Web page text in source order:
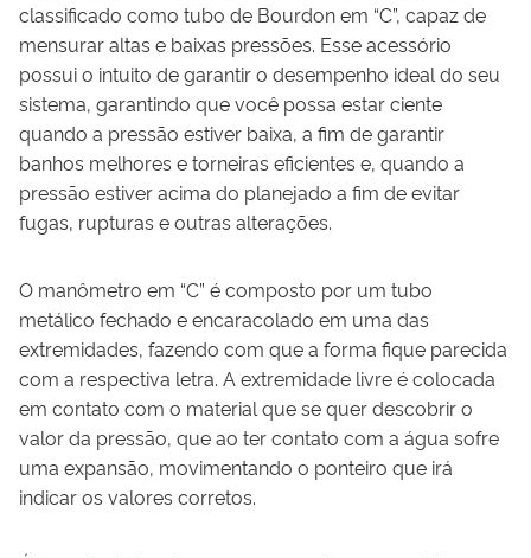
classificado como tubo de Bourdon em “C”, capaz de
mensurar altas e baixas pressões. Esse acessório
possui o intuito de garantir o desempenho ideal do seu
sistema, garantindo que você possa estar ciente
quando a pressão estiver baixa, a fim de garantir
banhos melhores e torneiras eficientes e, quando a
pressão estiver acima do planejado a fim de evitar
fugas, rupturas e outras alterações.
O manômetro em “C” é composto por um tubo
metálico fechado e encaracolado em uma das
extremidades, fazendo com que a forma fique parecida
com a respectiva letra. A extremidade livre é colocada
em contato com o material que se quer descobrir o
valor da pressão, que ao ter contato com a água sofre
uma expansão, movimentando o ponteiro que irá
indicar os valores corretos.